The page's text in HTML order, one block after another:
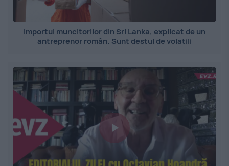
Importul muncitorilor din Sri Lanka, explicat de un
antreprenor român. Sunt destul de volatili